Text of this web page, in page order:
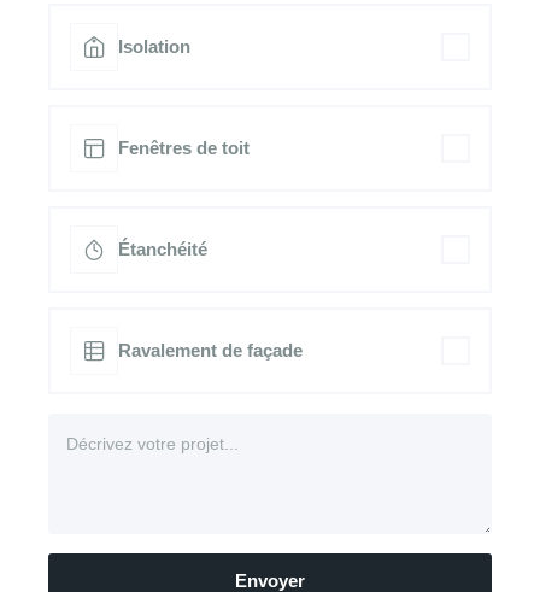
Isolation
Fenêtres de toit
Étanchéité
Ravalement de façade
Envoyer